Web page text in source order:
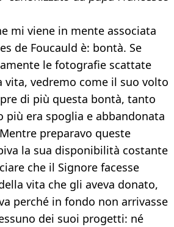
mi viene in mente associata
de Foucauld è: bontà. Se
le fotografie scattate
vita, vedremo come il suo volto
di più questa bontà, tanto
più era spoglia e abbandonata
preparavo queste
la sua disponibilità costante
che il Signore facesse
vita che gli aveva donato,
perché in fondo non arrivasse
dei suoi progetti: né